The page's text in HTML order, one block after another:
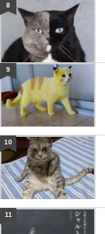
8
9
10
11